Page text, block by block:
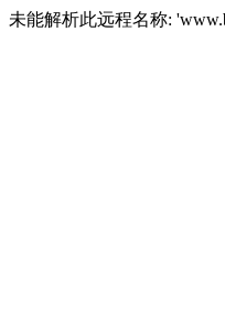
未能解析此远程名称: